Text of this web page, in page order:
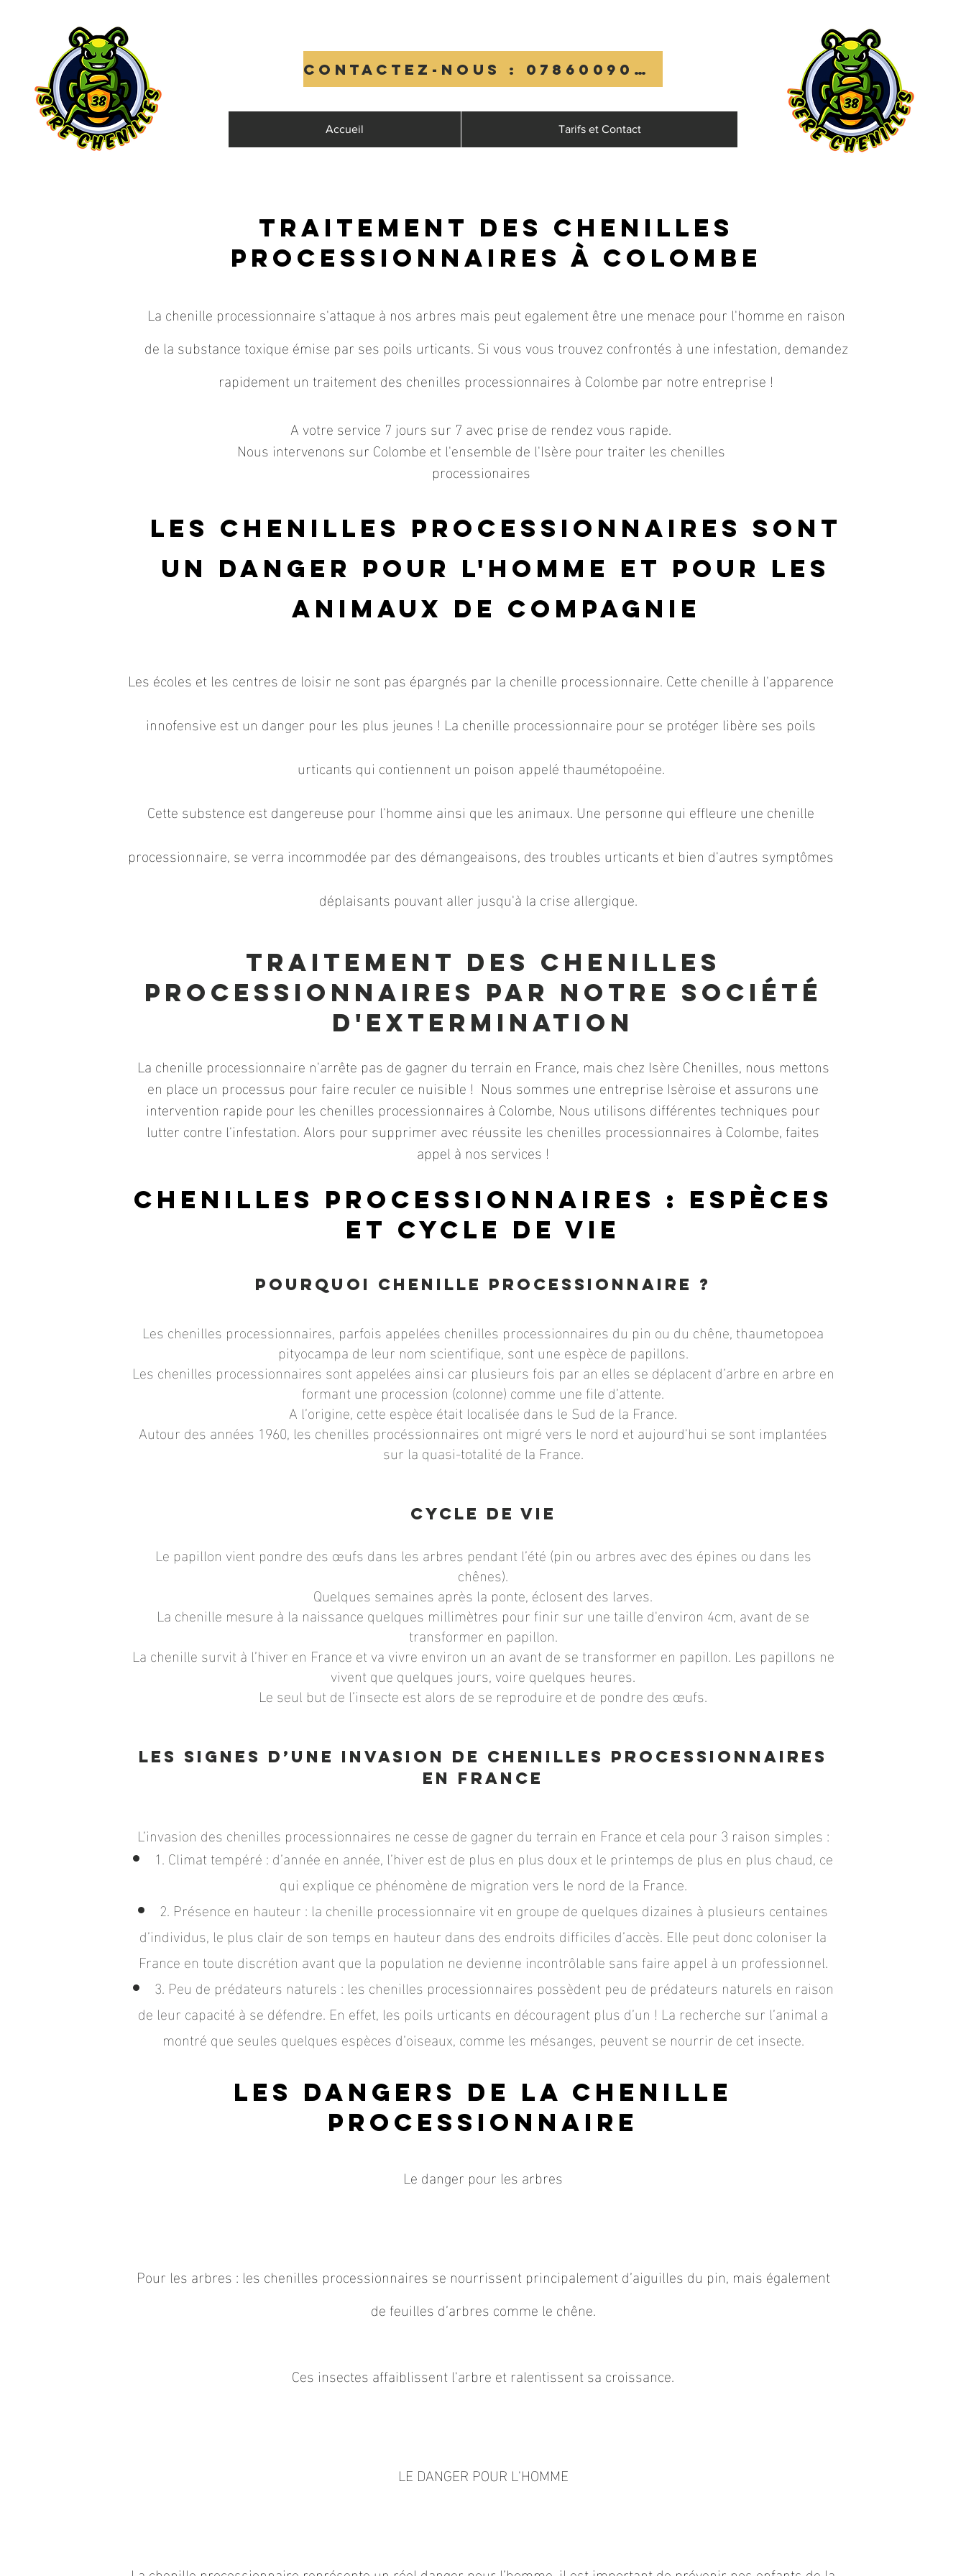
Contactez-nous : 0786009009
Accueil Tarifs et Contact
Traitement des chenilles
processionnaires à Colombe
La chenille processionnaire s'attaque à nos arbres mais peut egalement être une menace pour l'homme en raison
de la substance toxique émise par ses poils urticants. Si vous vous trouvez confrontés à une infestation, demandez
rapidement un traitement des chenilles processionnaires à Colombe par notre entreprise !
A votre service 7 jours sur 7 avec prise de rendez vous rapide.
Nous intervenons sur Colombe et l'ensemble de l'Isère pour traiter les chenilles
processionaires
Les chenilles processionnaires sont
un danger pour l'homme et pour les
animaux de compagnie
Les écoles et les centres de loisir ne sont pas épargnés par la chenille processionnaire. Cette chenille à l'apparence
innofensive est un danger pour les plus jeunes ! La chenille processionnaire pour se protéger libère ses poils
urticants qui contiennent un poison appelé thaumétopoéine.
Cette substence est dangereuse pour l'homme ainsi que les animaux. Une personne qui effleure une chenille
processionnaire, se verra incommodée par des démangeaisons, des troubles urticants et bien d'autres symptômes
déplaisants pouvant aller jusqu'à la crise allergique.
Traitement des chenilles
processionnaires par notre société
d'exterminatio N
La chenille processionnaire n'arrête pas de gagner du terrain en France, mais chez Isère Chenilles, nous mettons
en place un processus pour faire reculer ce nuisible ! Nous sommes une entreprise Isèroise et assurons une
intervention rapide pour les chenilles processionnaires à Colombe, Nous utilisons différentes techniques pour
lutter contre l'infestation. Alors pour supprimer avec réussite les chenilles processionnaires à Colombe, faites
appel à nos services !
Chenilles processionnaires : espèces
et cycle de vie
Pourquoi chenille processionnaire ?
Les chenilles processionnaires, parfois appelées chenilles processionnaires du pin ou du chêne, thaumetopoea
pityocampa de leur nom scientifique, sont une espèce de papillons.
Les chenilles processionnaires sont appelées ainsi car plusieurs fois par an elles se déplacent d’arbre en arbre en
formant une procession (colonne) comme une file d’attente.
A l’origine, cette espèce était localisée dans le Sud de la France.
Autour des années 1960, les chenilles procéssionnaires ont migré vers le nord et aujourd'hui se sont implantées
sur la quasi-totalité de la France.
Cycle de vie
Le papillon vient pondre des œufs dans les arbres pendant l’été (pin ou arbres avec des épines ou dans les
chênes).
Quelques semaines après la ponte, éclosent des larves.
La chenille mesure à la naissance quelques millimètres pour finir sur une taille d'environ 4cm, avant de se
transformer en papillon.
La chenille survit à l’hiver en France et va vivre environ un an avant de se transformer en papillon. Les papillons ne
vivent que quelques jours, voire quelques heures.
Le seul but de l’insecte est alors de se reproduire et de pondre des œufs.
Les signes d’une invasion de chenilles processionnaires
en France
L’invasion des chenilles processionnaires ne cesse de gagner du terrain en France et cela pour 3 raison simples :
1. Climat tempéré : d’année en année, l’hiver est de plus en plus doux et le printemps de plus en plus chaud, ce
qui explique ce phénomène de migration vers le nord de la France.
2. Présence en hauteur : la chenille processionnaire vit en groupe de quelques dizaines à plusieurs centaines
d’individus, le plus clair de son temps en hauteur dans des endroits difficiles d’accès. Elle peut donc coloniser la
France en toute discrétion avant que la population ne devienne incontrôlable sans faire appel à un professionnel.
3. Peu de prédateurs naturels : les chenilles processionnaires possèdent peu de prédateurs naturels en raison
de leur capacité à se défendre. En effet, les poils urticants en découragent plus d’un ! La recherche sur l’animal a
montré que seules quelques espèces d’oiseaux, comme les mésanges, peuvent se nourrir de cet insecte.
Les dangers de la cheni lle
processionnaire
Le danger pour les arbres
Pour les arbres : les chenilles processionnaires se nourrissent principalement d’aiguilles du pin, mais également
de feuilles d’arbres comme le chêne.
Ces insectes affaiblissent l'arbre et ralentissent sa croissance.
LE DANGER POUR L'HOMME